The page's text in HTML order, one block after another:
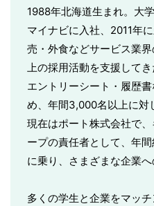
1988年北海道生まれ。大
マイナビに入社、2011年
売・外食などサービス業
上の採用活動を支援して
エントリーシート・履歴
め、年間3,000名以上に対
現在はポート株式会社で
ープの責任者として、年
に乗り、さまざまな企業へ
多くの学生と企業をマッ